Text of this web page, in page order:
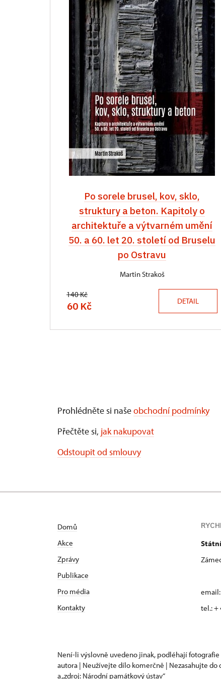
Po sorele brusel, kov, sklo,
struktury a beton. Kapitoly o
architektuře a výtvarném umění
50. a 60. let 20. století od Bruselu
po Ostravu
Martin Strakoš
140 Kč
60 Kč DETAIL
Prohlédněte si našeobchodní podmínky
Přečtěte si, jak nakupovat
Odstoupit od smlouvy
Domů
Akce
Zprávy
Publikace
Pro média
Kontakty
email:
tel.: +
Není-li výslovně uvedeno jinak, podléhají fotografie
autora | Neužívejte dílo komerčně | Nezasahujte
a „zdroj: Národní památkový ústav“